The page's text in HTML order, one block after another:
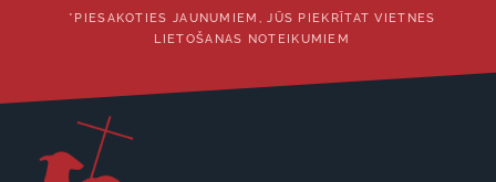
*PIESAKOTIES JAUNUMIEM, JŪS PIEKRĪTAT VIETNES
LIETOŠANAS NOTEIKUMIEM